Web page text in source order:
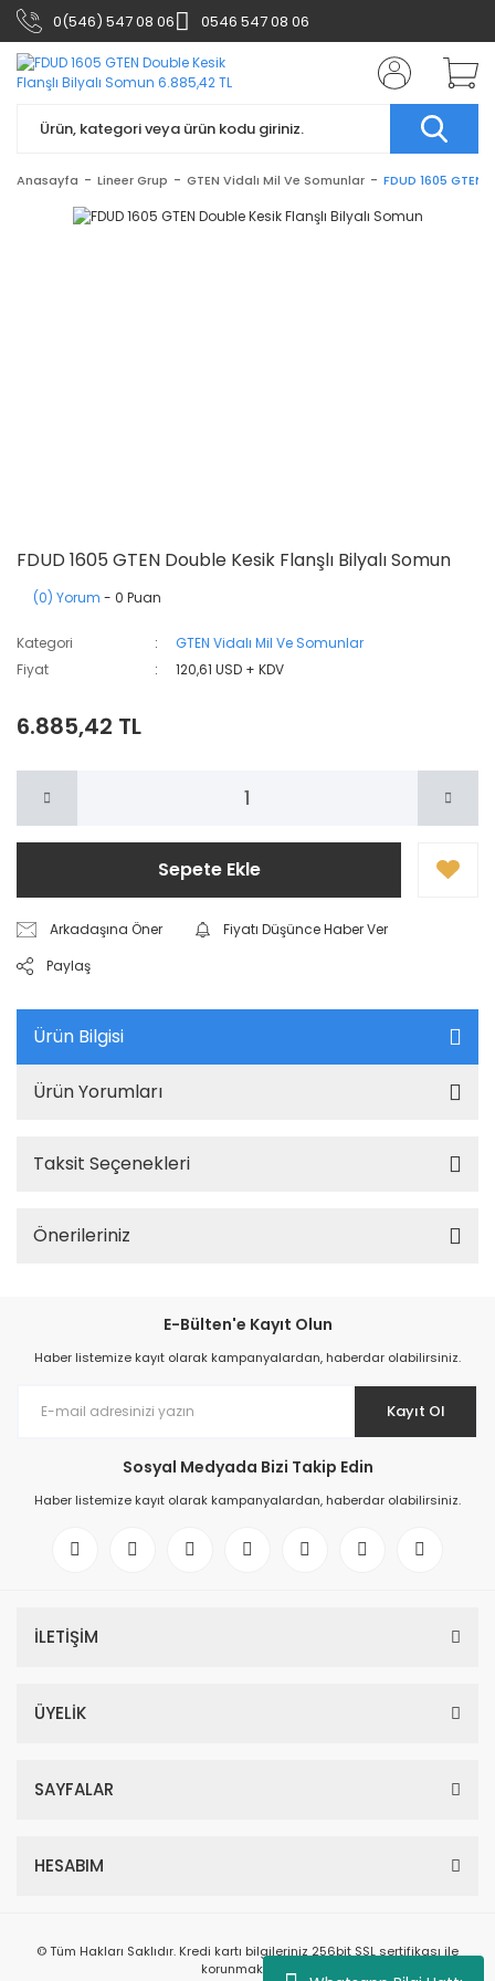
0(546) 547 08 06 0546 547 08 06
Anasayfa Lineer Grup GTEN Vidalı Mil Ve Somunlar FDUD 1605 GTEN
FDUD 1605 GTEN Double Kesik Flanşlı Bilyalı Somun
(0) Yorum - 0 Puan
Kategori
GTEN Vidalı Mil Ve Somunlar
Fiyat
120,61 USD + KDV
6.885,42 TL
Sepete Ekle
Arkadaşına Öner
Fiyatı Düşünce Haber Ver
Paylaş
Ürün Bilgisi
Ürün Yorumları
Taksit Seçenekleri
Önerileriniz
E-Bülten'e Kayıt Olun
Haber listemize kayıt olarak kampanyalardan, haberdar olabilirsiniz.
Kayıt Ol
Sosyal Medyada Bizi Takip Edin
Haber listemize kayıt olarak kampanyalardan, haberdar olabilirsiniz.
İLETİŞİM
ÜYELİK
SAYFALAR
HESABIM
© Tüm Hakları Saklıdır. Kredi kartı bilgileriniz 256bit SSL sertifikası ile
korunmaktadır.